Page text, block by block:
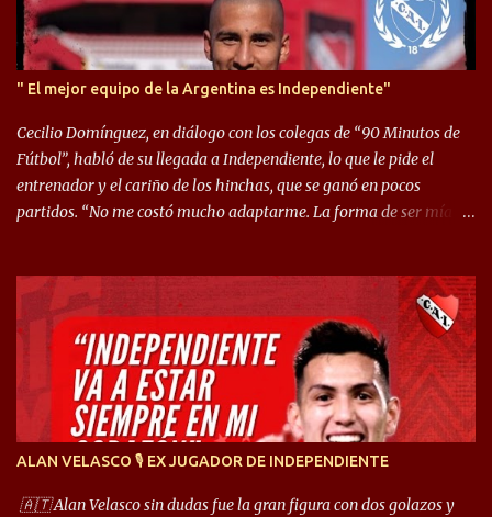
" El mejor equipo de la Argentina es Independiente"
Cecilio Domínguez, en diálogo con los colegas de “90 Minutos de
Fútbol”, habló de su llegada a Independiente, lo que le pide el
entrenador y el cariño de los hinchas, que se ganó en pocos
partidos. “No me costó mucho adaptarme. La forma de ser mía
llegué a un Independiente que juega muy dinámico y me gusta
mucho. Me favorece por la forma de jugar mía y eso también
ayudó a que me adapte”. “Me siento mejor por izquierda, pero me
gusta mucho jugar de 9, y juego sin problemas por derecha
también. Jugar de 9 y de extremo por izquierda es diferente. A mi
me gusta jugar por fuera, porque tengo mas posibilidades de
encarar, de enganchar. Pero yo soy un hombre que pica mucho y
arco y tengo más posibilidades”. Sobre lo que le pide el DT,
ALAN VELASCO 🎙 EX JUGADOR DE INDEPENDIENTE
🇦🇹 Alan Velasco sin dudas fue la gran figura con dos golazos y